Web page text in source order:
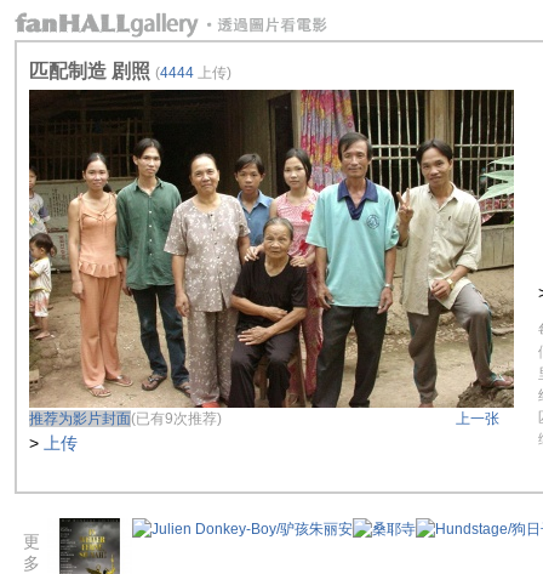
匹配制造 剧照 (4444 上传)
推荐为影片封面(已有9次推荐) 上一张
> 上传
更
多